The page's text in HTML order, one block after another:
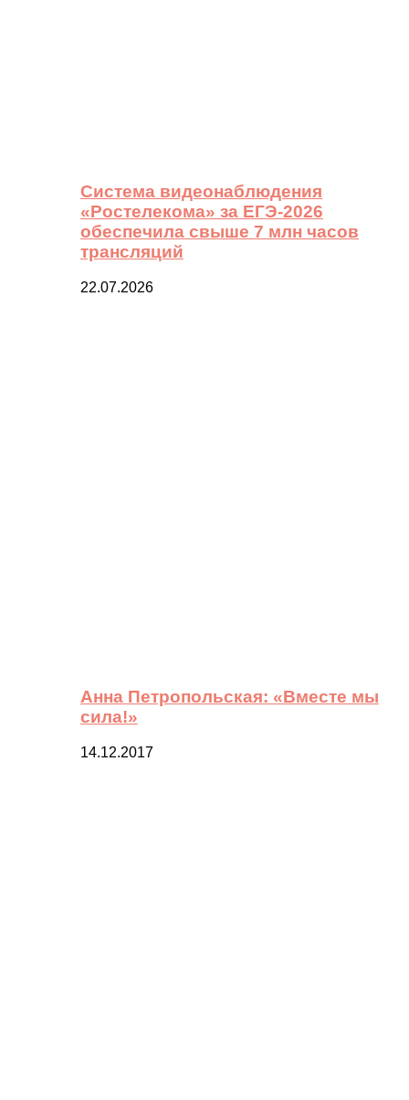
Система видеонаблюдения
«Ростелекома» за ЕГЭ-2026
обеспечила свыше 7 млн часов
трансляций
22.07.2026
Анна Петропольская: «Вместе мы
сила!»
14.12.2017